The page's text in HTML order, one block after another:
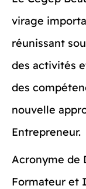
virage
réunissant
des activités
des
nouvelle
Entrepreneur.
Acronyme de
Formateur et